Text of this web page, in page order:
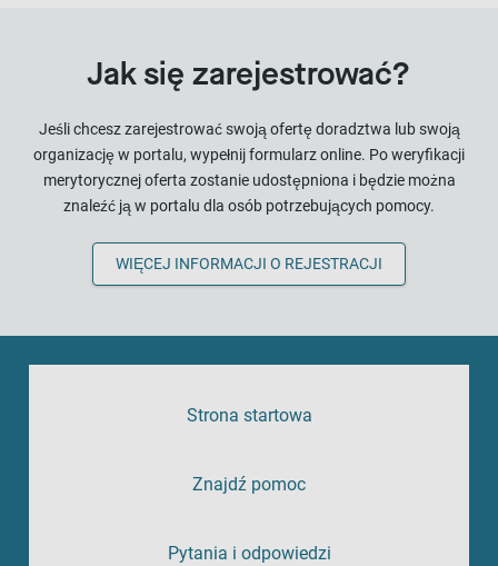
Jak się zarejestrować?
Jeśli chcesz zarejestrować swoją ofertę doradztwa lub swoją
organizację w portalu, wypełnij formularz online. Po weryfikacji
merytorycznej oferta zostanie udostępniona i będzie można
znaleźć ją w portalu dla osób potrzebujących pomocy.
WIĘCEJ INFORMACJI O REJESTRACJI
Strona startowa
Znajdź pomoc
Pytania i odpowiedzi